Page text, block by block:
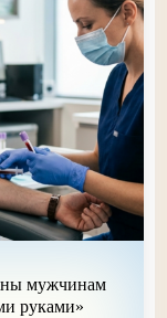
мужчинам
руками»